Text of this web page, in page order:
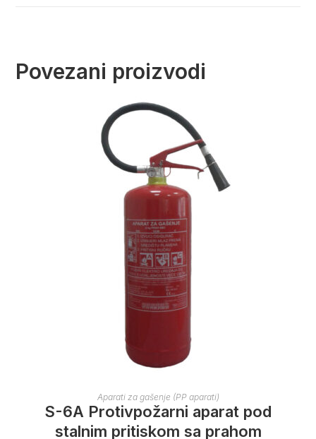
Povezani proizvodi
Aparati za gašenje (PP aparati)
S-6A Protivpožarni aparat pod
stalnim pritiskom sa prahom